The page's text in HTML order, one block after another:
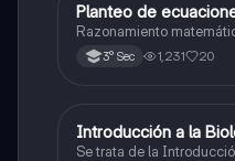
Matemáticas
Planteo de
Razonamiento
3° Sec 1,231 20
Biología
Introducción a la
Se trata de la